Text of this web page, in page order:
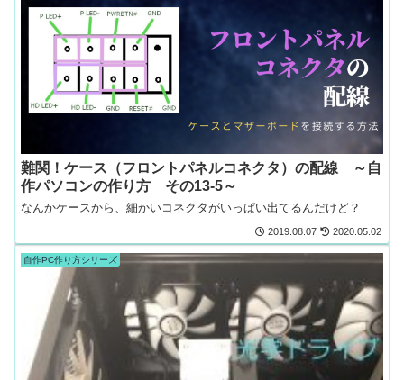
難関！ケース（フロントパネルコネクタ）の配線 ～自
作パソコンの作り方 その13-5～
なんかケースから、細かいコネクタがいっぱい出てるんだけど？
2019.08.07 2020.05.02
自作PC作り方シリーズ